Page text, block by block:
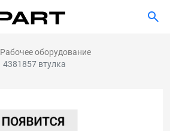
Рабочее оборудование
4381857 втулка